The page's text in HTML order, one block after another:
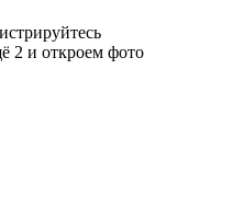
2 и откроем фото